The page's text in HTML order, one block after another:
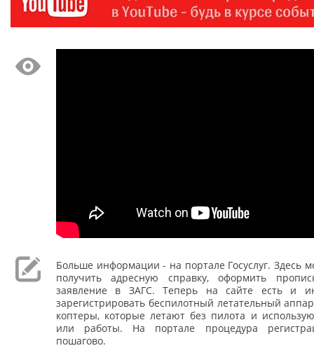
Больше информации - на портале Госуслуг. Здесь
получить адресную справку, оформить
заявление в ЗАГС. Теперь на сайте есть и
зарегистрировать беспилотный летательный
коптеры, которые летают без пилота и
или работы. На портале процедура
пошагово.